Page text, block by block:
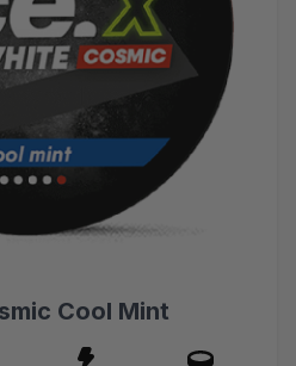
Cool Mint